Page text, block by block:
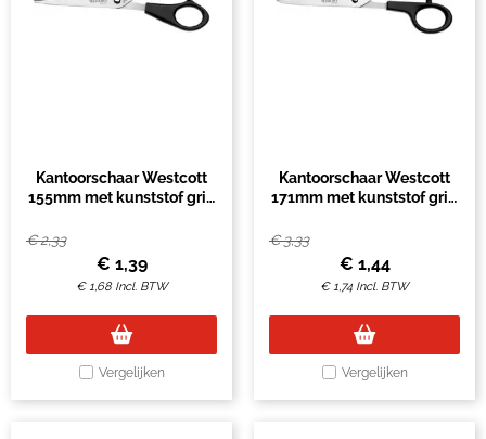
Kantoorschaar Westcott
155mm met kunststof grip
€2,33
€ 1,39
€1,68 Incl. BTW
Vergelijken
Kantoorschaar Westcott
171mm met kunststof grip
€3,33
€ 1,44
€1,74 Incl. BTW
Vergelijken